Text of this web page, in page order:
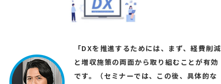
「DXを推進するためには、まず、経費削減
と増収施策の両面から取り組むことが有効
です。（セミナーでは、この後、具体的な